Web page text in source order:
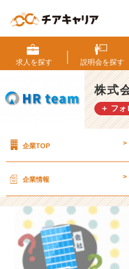
活
体
験
記！/
[2
0
度
者]
【株
会
求人を探す 説明会を探す
株式
＋ フォ
企業TOP >
企業情報 >